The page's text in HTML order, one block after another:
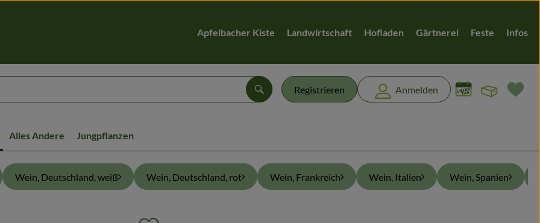
Apfelbacher Kiste Landwirtschaft Hofladen Gärtnerei Feste Infos
Registrieren Anmelden
Suchen
Alles Andere Jungpflanzen
Wein, Deutschland, weiß Wein, Deutschland, rot Wein, Frankreich Wein, Italien Wein, Spanien